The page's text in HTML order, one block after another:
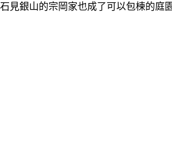
見銀山的宗岡家也成了可以包楝的庭